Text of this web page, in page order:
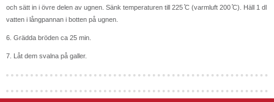
och sätt in i övre delen av ugnen. Sänk temperaturen till 225 ̊C (varmluft 200 ̊C). Häll 1 dl
vatten i långpannan i botten på ugnen.
6. Grädda bröden ca 25 min.
7. Låt dem svalna på galler.